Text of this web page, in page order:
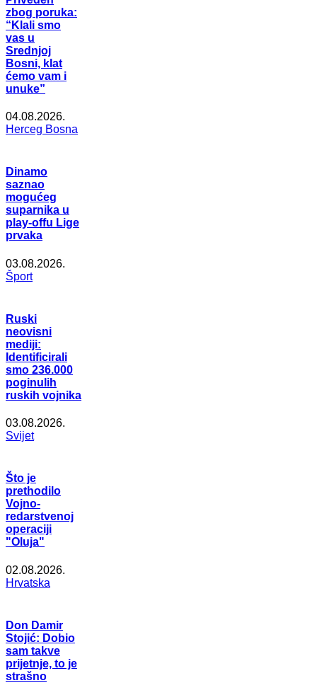
zbog poruka:
“Klali smo
vas u
Srednjoj
Bosni, klat
ćemo vam i
unuke”
04.08.2026.
Herceg Bosna
Dinamo
saznao
mogućeg
suparnika u
play-offu Lige
prvaka
03.08.2026.
Šport
Ruski
neovisni
mediji:
Identificirali
smo 236.000
poginulih
ruskih vojnika
03.08.2026.
Svijet
Što je
prethodilo
Vojno-
redarstvenoj
operaciji
"Oluja"
02.08.2026.
Hrvatska
Don Damir
Stojić: Dobio
sam takve
prijetnje, to je
strašno